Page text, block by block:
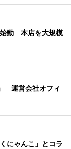
動 本店を大規模
運営会社オフィ
にゃんこ」とコラ